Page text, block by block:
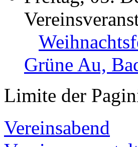
Grüne Au,
Limite der
Vereinsabend